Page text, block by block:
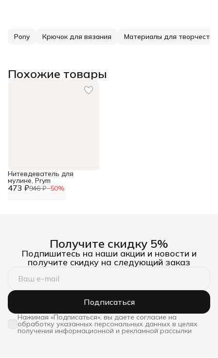
Pony Крючок для вязания Материалы для творчества
Похожие товары
473 ₽946 ₽−50%
Нитевдеватель для
мулине, Prym
Получите скидку 5%
Подпишитесь на наши акции и новости и
получите скидку на следующий заказ
Подписаться
Нажимая «Подписаться», вы даете согласие на
обработку указанных персональных данных в целях
получения информационной и рекламной рассылки